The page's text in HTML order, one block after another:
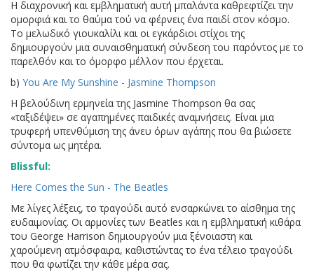
Η διαχρονική και εμβληματική αυτή μπαλάντα καθρεφτίζει την
ομορφιά και το θαύμα τού να φέρνεις ένα παιδί στον κόσμο.
Το μελωδικό γιουκαλίλι και οι εγκάρδιοι στίχοι της
δημιουργούν μια συναισθηματική σύνδεση του παρόντος με το
παρελθόν και το όμορφο μέλλον που έρχεται.
b) You Are My Sunshine - Jasmine Thompson
Η βελούδινη ερμηνεία της Jasmine Thompson θα σας
«ταξιδέψει» σε αγαπημένες παιδικές αναμνήσεις. Είναι μια
τρυφερή υπενθύμιση της άνευ όρων αγάπης που θα βιώσετε
σύντομα ως μητέρα.
Blissful:
Here Comes the Sun - The Beatles
Με λίγες λέξεις, το τραγούδι αυτό ενσαρκώνει το αίσθημα της
ευδαιμονίας. Οι αρμονίες των Beatles και η εμβληματική κιθάρα
του George Harrison δημιουργούν μια ξένοιαστη και
χαρούμενη ατμόσφαιρα, καθιστώντας το ένα τέλειο τραγούδι
που θα φωτίζει την κάθε μέρα σας.